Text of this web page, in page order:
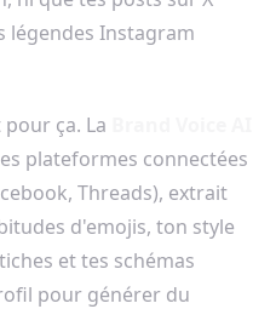
légendes Instagram
ça. La
plateformes connectées
Threads), extrait
d'emojis, ton style
et tes schémas
pour générer du